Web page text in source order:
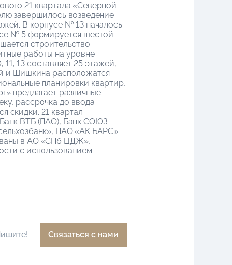
21 квартала «Северной
завершилось возведение
В корпусе № 13 началось
№ 5 формируется шестой
строительство
работы на уровне
13 составляет 25 этажей,
и Шишкина расположатся
планировки квартир,
предлагает различные
рассрочка до ввода
скидки. 21 квартал
ВТБ (ПАО), Банк СОЮЗ
ПАО «АК БАРС»
в АО «СПб ЦДЖ»,
с использованием
Связаться с нами